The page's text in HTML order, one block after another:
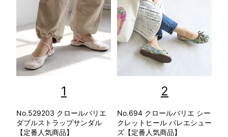
1
No.529203 クロールバリエ
ダブルストラップサンダル
【定番人気商品】
2
No.694 クロールバリエ シー
クレットヒール バレエシュー
ズ【定番人気商品】